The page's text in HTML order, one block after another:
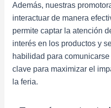
Además, nuestras
interactuar de manera
permite captar la atención
interés en los productos y
habilidad para
clave para maximizar el
la feria.